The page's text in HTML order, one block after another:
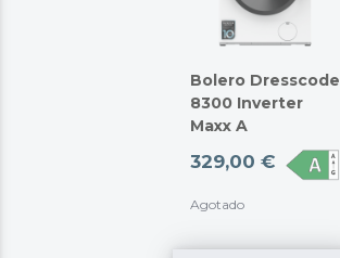
Bolero Dresscode
8300 Inverter
Maxx A
329,00 €
Agotado